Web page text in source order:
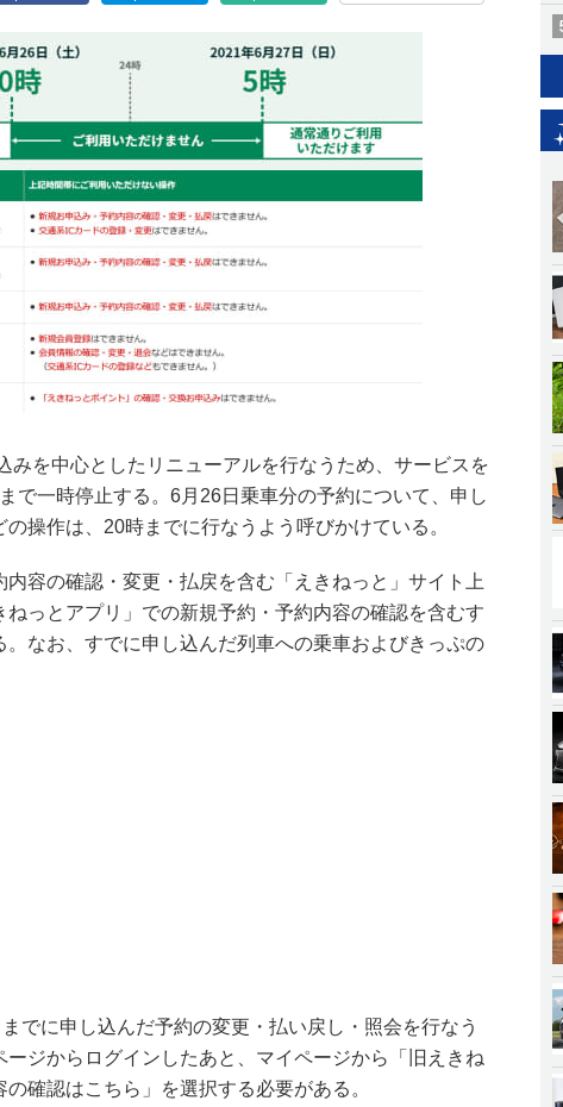
みを中心としたリニューアルを行なうため、サービスを
で一時停止する。6月26日乗車分の予約について、申し
操作は、20時までに行なうよう呼びかけている。
容の確認・変更・払戻を含む「えきねっと」サイト上
ねっとアプリ」での新規予約・予約内容の確認を含むす
なお、すでに申し込んだ列車への乗車およびきっぷの
でに申し込んだ予約の変更・払い戻し・照会を行なう
ージからログインしたあと、マイページから「旧えきね
確認はこちら」を選択する必要がある。